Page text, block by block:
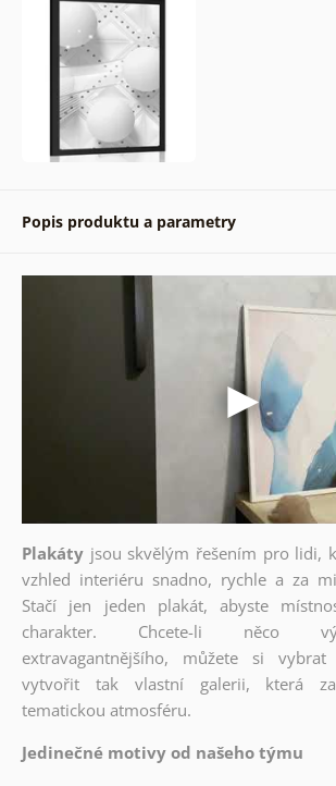
Popis produktu a parametry
Plakáty jsou skvělým řešením pro lidi,
vzhled interiéru snadno, rychle a za
Stačí jen jeden plakát, abyste
charakter. Chcete-li něco
extravagantnějšího, můžete si
vytvořit tak vlastní galerii, která
tematickou atmosféru.
Jedinečné motivy od našeho týmu